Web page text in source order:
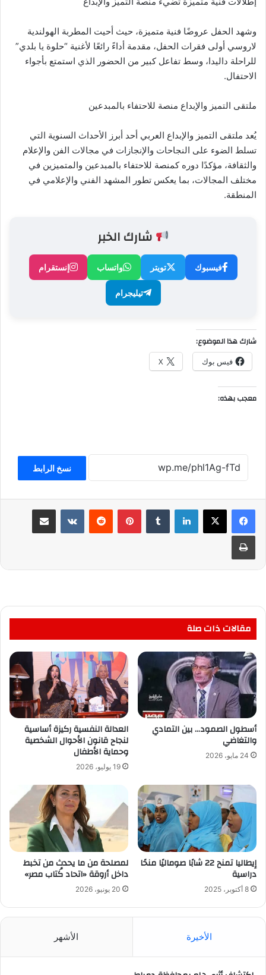
وشهد الحفل عروضًا فنية متميزة، حيث أحيت المطربة الهولندية
لاروسي أولى فقرات الحفل، مقدمة أداءً رائعًا لأغنية “حلوة يا بلدي”
للراحلة داليدا، وسط تفاعل كبير من الحضور الذي استمتع بأجواء
الاحتفال.
ملتقى التميز والإبداع منصة للاحتفاء بالمبدعين
يُعد ملتقى التميز والإبداع العربي أحد أبرز الأحداث السنوية التي
تسلط الضوء على النجاحات والإنجازات في مجالات الفن والإعلام
والثقافة، مؤكدًا دوره كمنصة للاحتفاء بالمبدعين والمتميزين في
مختلف المجالات، بما يعكس تطور المشهد الفني والإعلامي في
المنطقة.
شارك الخبر
فيسبوك تويتر واتساب إنستقرام
تيليجرام
شارك هذا الموضوع:
فيس بوك X
معجب بهذه:
نسخ الرابط
لينكدإن بينتيريست مشاركة عبر البريد
طباعة
مقالات ذات صلة
أسطول الصمود… بين التمادي
والتغاضي
24 مايو، 2026
العدالة النفسية ركيزة أساسية
لنجاح قانون الأحوال الشخصية
وحماية الأطفال
19 يوليو، 2026
إيطاليا تمنح 22 شابًا صوماليًا منحًا
دراسية
8 أكتوبر، 2025
لمصلحة من ما يحدث من تخبط
داخل أروقة «اتحاد كُتاب مصر»
20 يونيو، 2026
الأخيرة الأشهر